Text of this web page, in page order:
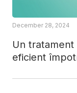
Un
eficient
December 28, 2024